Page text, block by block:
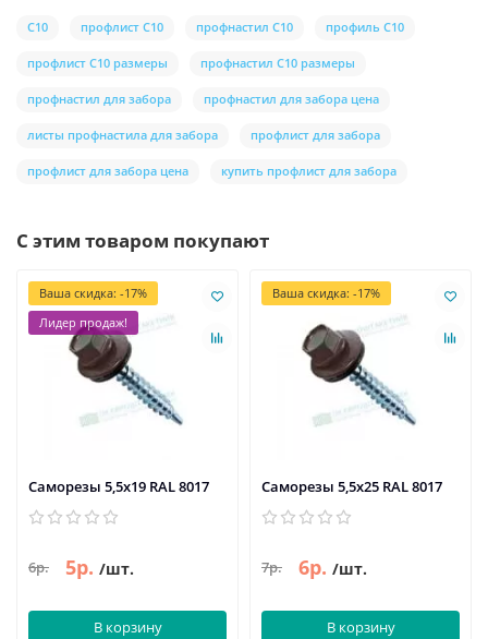
С10 профлист С10 профнастил С10 профиль С10
профлист С10 размеры профнастил С10 размеры
профнастил для забора профнастил для забора цена
листы профнастила для забора профлист для забора
профлист для забора цена купить профлист для забора
С этим товаром покупают
Ваша скидка: -17%
Лидер продаж!
Саморезы 5,5х19 RAL 8017
6р. 5р. /шт.
В корзину
Ваша скидка: -17%
Саморезы 5,5х25 RAL 8017
7р. 6р. /шт.
В корзину